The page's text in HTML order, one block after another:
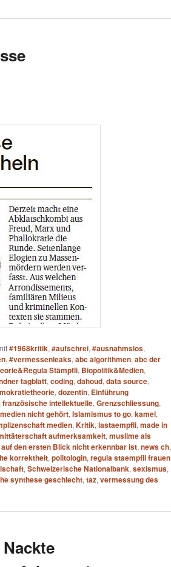
#1968kritik, #aufschrei, #ausnahmslos,
, #vermessenleaks, abc algorithmen, abc der
Stämpfli, Biopolitik&Medien,
tagblatt, coding, dahoud, data source,
, dozentin, Einführung
französische intellektuelle, Grenzschliessung,
nicht gehört, Islamismus to go, kamel,
medien, Kritik, lastaempfli, made in
aufmerksamkeit, muslime als
den ersten Blick nicht erkennbar ist, news ch,
korrektheit, politologin, regula staempfli frauen
, Schweizerische Nationalbank, sexismus,
synthese geschlecht, taz, vermessung des